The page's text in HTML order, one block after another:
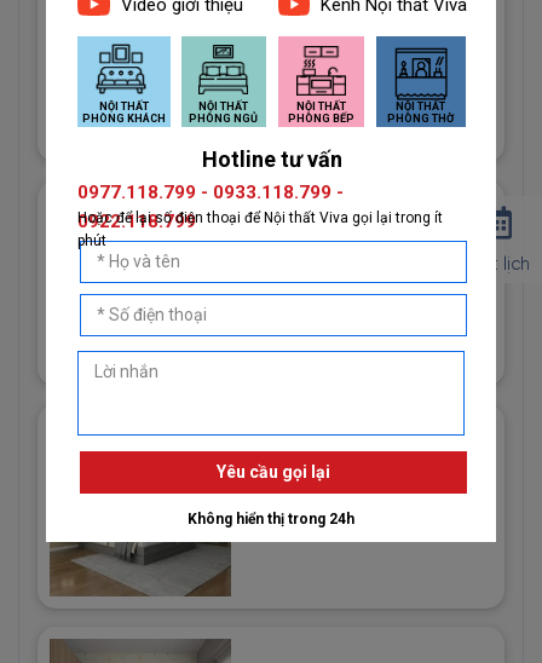
Giấy Dán Tường Imperial Mã
Độc Đáo
1đ
Giấy Dán Tường Imperial Mã
Giấy Dán Tường Imperial Mã
81013-3 Hoạ Tiết Vải Bố Màu
Vàng Cát
1đ
Đặt lịch